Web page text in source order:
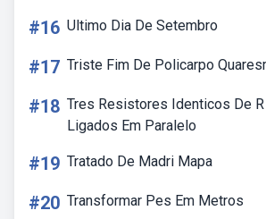
#16 Ultimo Dia De Setembro
#17 Triste Fim De Policarpo
#18 Tres Resistores Identicos De
Ligados Em Paralelo
#19 Tratado De Madri Mapa
#20 Transformar Pes Em Metros